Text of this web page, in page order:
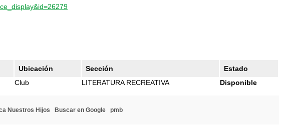
Ubicación Sección
Estado
Club LITERATURA RECREATIVA Disponible
Nuestros Hijos Buscar en Google pmb